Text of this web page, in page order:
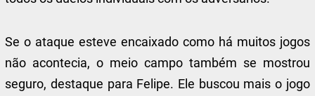
Se o ataque esteve encaixado como há muitos jogos
não acontecia, o meio campo também se mostrou
seguro, destaque para Felipe. Ele buscou mais o jogo